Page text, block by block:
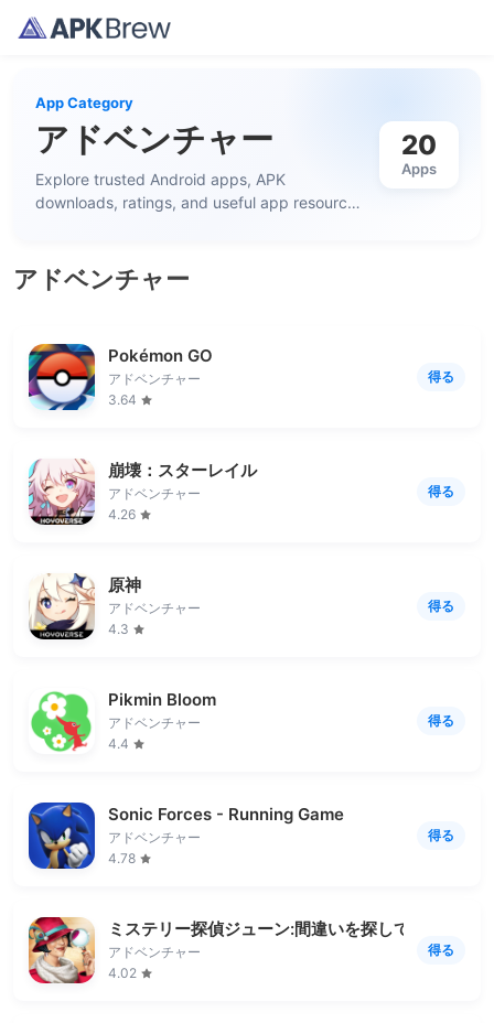
App Category
アドベンチャー
Explore trusted Android apps, APK
downloads, ratings, and useful app resources
20
Apps
アドベンチャー
Pokémon GO
アドベンチャー
3.64
得る
崩壊：スターレイル
アドベンチャー
4.26
得る
原神
アドベンチャー
4.3
得る
Pikmin Bloom
アドベンチャー
4.4
得る
Sonic Forces - Running Game
アドベンチャー
4.78
得る
ミステリー探偵ジューン:間違いを探して謎を解け！
アドベンチャー
4.02
得る